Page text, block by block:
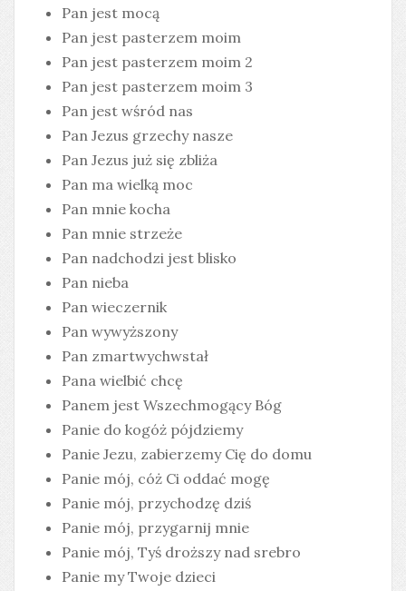
Pan jest mocą
Pan jest pasterzem moim
Pan jest pasterzem moim 2
Pan jest pasterzem moim 3
Pan jest wśród nas
Pan Jezus grzechy nasze
Pan Jezus już się zbliża
Pan ma wielką moc
Pan mnie kocha
Pan mnie strzeże
Pan nadchodzi jest blisko
Pan nieba
Pan wieczernik
Pan wywyższony
Pan zmartwychwstał
Pana wielbić chcę
Panem jest Wszechmogący Bóg
Panie do kogóż pójdziemy
Panie Jezu, zabierzemy Cię do domu
Panie mój, cóż Ci oddać mogę
Panie mój, przychodzę dziś
Panie mój, przygarnij mnie
Panie mój, Tyś droższy nad srebro
Panie my Twoje dzieci